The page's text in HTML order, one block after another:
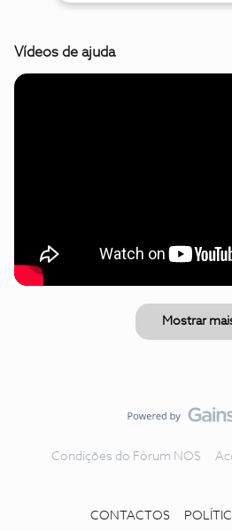
Vídeos de ajuda
Mostrar
Condições do Fórum NOS
CONTACTOS